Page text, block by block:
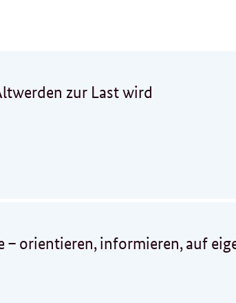
zur Last wird
– orientieren, informieren, auf